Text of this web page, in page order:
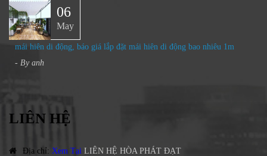
06
May
mái hiên di động, báo giá lắp đặt mái hiên di động bao nhiêu 1m
- By anh
LIÊN HỆ
Địa chỉ: Xem Tại LIÊN HỆ HÒA PHÁT ĐẠT